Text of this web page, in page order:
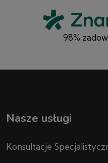
98%
Nasze usługi
Konsultacje